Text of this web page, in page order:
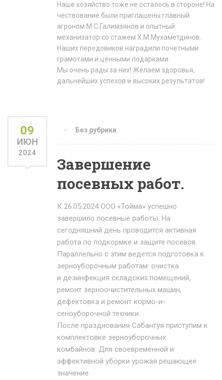
Наше хозяйство тоже не осталось в стороне! На
чествование были приглашены главный
агроном М.С.Галимзянов и опытный
механизатор со стажем Х.М.Мухаметдинов.
Наших передовиков наградили почетными
грамотами и ценными подарками.
Мы очень рады за них! Желаем здоровья,
дальнейших успехов и высоких результатов!
09
ИЮН
2024
Без рубрики
Завершение
посевных работ.
К 26.05.2024 ООО «Тойма» успешно
завершило посевные работы. На
сегодняшний день проводится активная
работа по подкормке и защите посевов.
Параллельно с этим ведется подготовка к
зерноуборочным работам: очистка
и дезинфекция складских помещений,
ремонт зерноочистительных машин,
дефектовка и ремонт кормо-и-
сеноуборочной техники.
После празднования Сабантуя приступим к
комплектовке зерноуборочных
комбайнов. Для своевременной и
эффективной уборки урожая решающее
значение